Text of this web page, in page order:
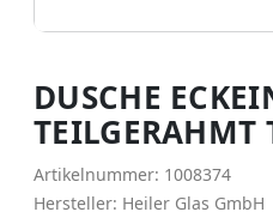
DUSCHE
TEILGERAHMT
Artikelnummer: 1008374
Hersteller: Heiler Glas GmbH